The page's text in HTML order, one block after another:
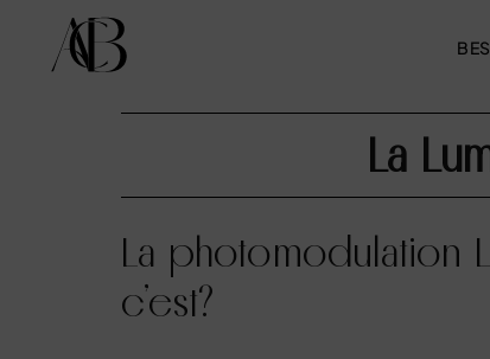
La
La photomodulation
c’est?